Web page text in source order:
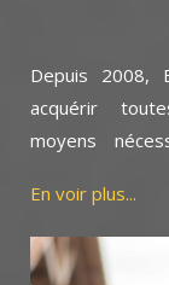
Depuis 2008,
acquérir
moyens
Au fil des
m’ont permis
de sa
En voir plus...